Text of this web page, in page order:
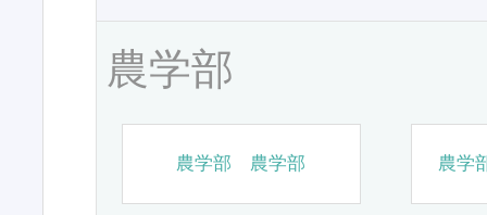
農学部
農学部 農学部 農学